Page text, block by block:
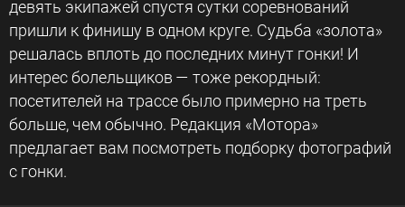
девять экипажей спустя сутки соревнований
пришли к финишу в одном круге. Судьба «золота»
решалась вплоть до последних минут гонки! И
интерес болельщиков — тоже рекордный:
посетителей на трассе было примерно на треть
больше, чем обычно. Редакция «Мотора»
предлагает вам посмотреть подборку фотографий
с гонки.